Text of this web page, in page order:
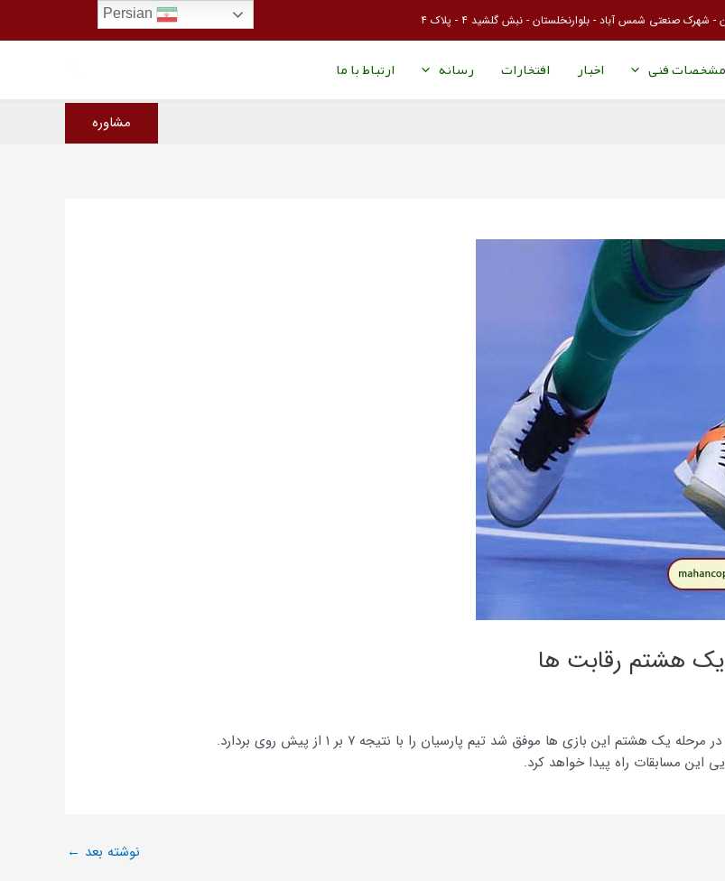
شهرک صنعتی شمس آباد - بلوارنخلستان - نبش گلشید ۴ - پلاک ۴
مشخصات فنی اخبار افتخارات رسانه ارتباط با ما
مشاوره
یک هشتم رقابت ها
هشتم این بازی ها موفق شد تیم پارسیان را با نتیجه ۷ بر ۱ از پیش روی بردارد.
این مسابقات راه پیدا خواهد کرد.
نوشته بعد ←